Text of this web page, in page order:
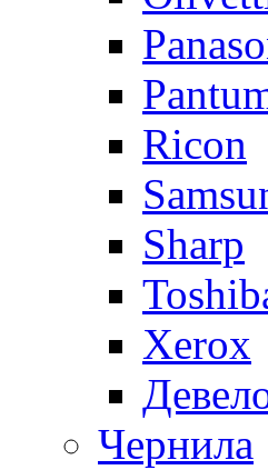
Ricon
Sharp
Xerox
Чернила